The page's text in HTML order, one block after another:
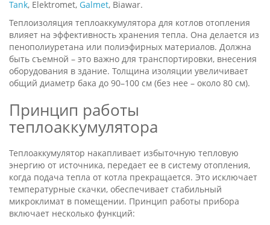
Tank, Elektromet, Galmet, Biawar.
Теплоизоляция теплоаккумулятора для котлов отопления
влияет на эффективность хранения тепла. Она делается из
пенополиуретана или полиэфирных материалов. Должна
быть съемной – это важно для транспортировки, внесения
оборудования в здание. Толщина изоляции увеличивает
общий диаметр бака до 90–100 см (без нее – около 80 см).
Принцип работы
теплоаккумулятора
Теплоаккумулятор накапливает избыточную тепловую
энергию от источника, передает ее в систему отопления,
когда подача тепла от котла прекращается. Это исключает
температурные скачки, обеспечивает стабильный
микроклимат в помещении. Принцип работы прибора
включает несколько функций: